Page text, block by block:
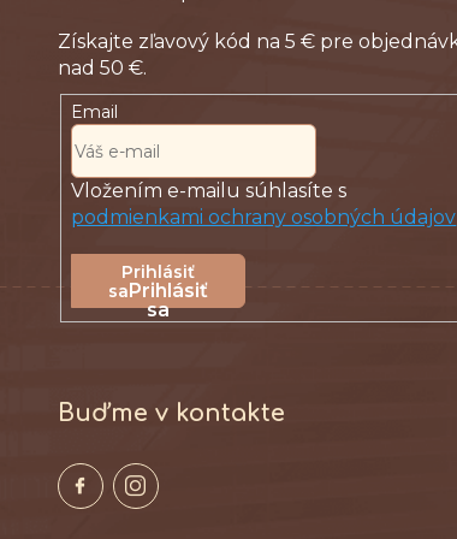
Email
Vložením e-mailu súhlasíte s
podmienkami ochrany osobných údajov
Prihlásiť
sa
Buďme v kontakte